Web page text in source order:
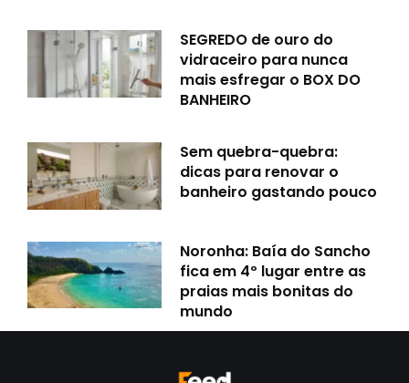
SEGREDO de ouro do
vidraceiro para nunca
mais esfregar o BOX DO
BANHEIRO
Sem quebra-quebra:
dicas para renovar o
banheiro gastando pouco
Noronha: Baía do Sancho
fica em 4º lugar entre as
praias mais bonitas do
mundo